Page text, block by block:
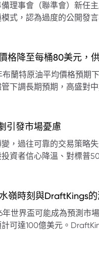
理事會（聯準會）新任
式，認為過度的公開發
頻率，目標是減少對預
格降至每桶80美元，
蘭特原油平均價格預期
下調長期預期，高盛對
認為，美國、巴西、圭
應缺口（每日500萬至
至每桶110美元以上，
，2026年底油價可能回
引發市場憂慮
，過往可靠的交易策略
資者信心降溫、對標普
易與市場震盪加劇將成
拉扯：** 經濟數據表現出韌性與聯準會緊
**專家預期：** 預計將持續出現板塊輪動與風格
議及後續記者會，被視為短
嶺時刻與DraftKings
世界盃可能成為預測市
可達100億美元。
場業務的拓展，為即將到